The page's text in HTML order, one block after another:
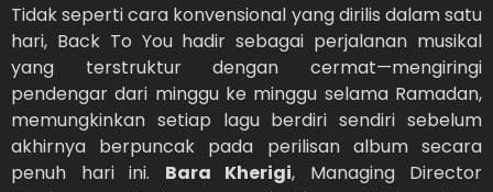
Tidak seperti cara konvensional yang dirilis dalam satu
hari, Back To You hadir sebagai perjalanan musikal
yang terstruktur dengan cermat—mengiringi
pendengar dari minggu ke minggu selama Ramadan,
memungkinkan setiap lagu berdiri sendiri sebelum
akhirnya berpuncak pada perilisan album secara
penuh hari ini. Bara Kherigi, Managing Director